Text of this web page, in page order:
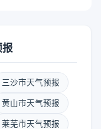
三沙市天气预报
黄山市天气预报
莱芜市天气预报